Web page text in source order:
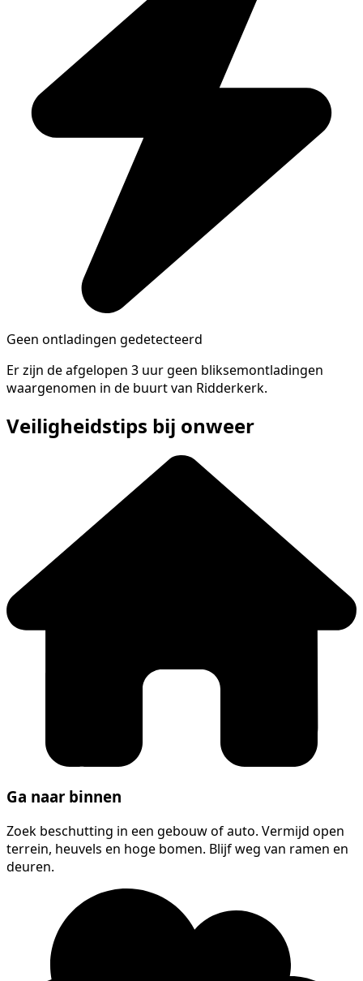
Geen ontladingen gedetecteerd
Er zijn de afgelopen 3 uur geen bliksemontladingen
waargenomen in de buurt van Ridderkerk.
Veiligheidstips bij onweer
Ga naar binnen
Zoek beschutting in een gebouw of auto. Vermijd open
terrein, heuvels en hoge bomen. Blijf weg van ramen en
deuren.